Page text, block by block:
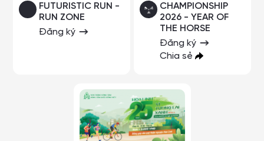
FUTURISTIC RUN -
RUN ZONE
Đăng ký
CHAMPIONSHIP
2026 - YEAR OF
THE HORSE
Đăng ký
Chia sẻ